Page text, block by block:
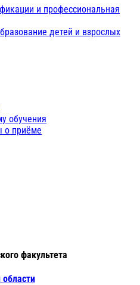
и профессиональная
детей и взрослых
обучения
о приёме
факультета